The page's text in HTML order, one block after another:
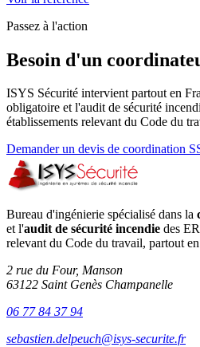
Passez à l'action
Besoin d'un
ISYS Sécurité intervient partout en
obligatoire et l'audit de sécurité
établissements relevant du Code du
Demander un devis de coordination
Bureau d'ingénierie spécialisé dans la
et l'audit de sécurité incendie des
relevant du Code du travail, partout
2 rue du Four, Manson
63122 Saint Genès Champanelle
06 77 84 37 94
sebastien.delpeuch@isys-securite.fr